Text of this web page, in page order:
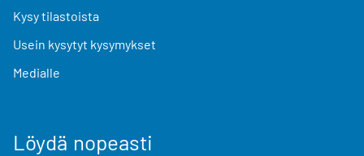
Kysy tilastoista
Usein kysytyt kysymykset
Medialle
Löydä nopeasti